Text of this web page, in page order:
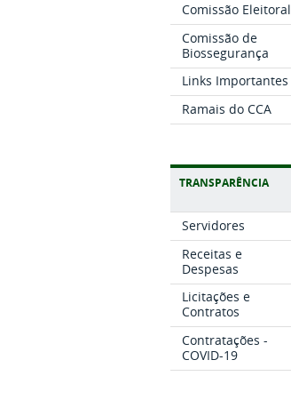
Comissão Eleitoral
Comissão de
Biossegurança
Links Importantes
Ramais do CCA
TRANSPARÊNCIA
Servidores
Receitas e
Despesas
Licitações e
Contratos
Contratações -
COVID-19